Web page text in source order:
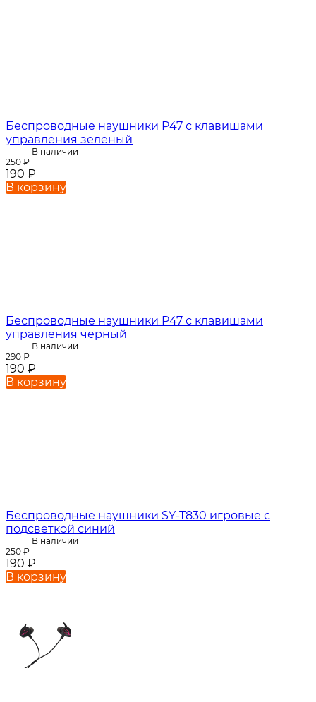
Беспроводные наушники P47 с клавишами
управления зеленый
В наличии
250 ₽
190 ₽
В корзину
Беспроводные наушники P47 с клавишами
управления черный
В наличии
290 ₽
190 ₽
В корзину
Беспроводные наушники SY-T830 игровые с
подсветкой синий
В наличии
250 ₽
190 ₽
В корзину